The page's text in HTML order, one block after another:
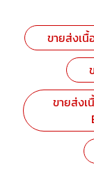
ขายส่งเนื้
ขายส่งเ